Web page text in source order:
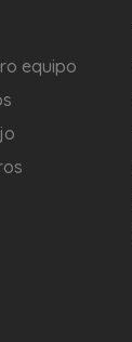
equipo